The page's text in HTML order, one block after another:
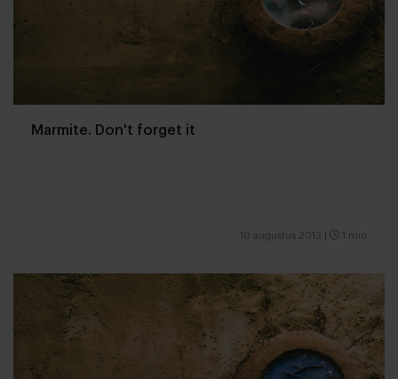
Marmite. Don't forget it
10 augustus 2013 1 min